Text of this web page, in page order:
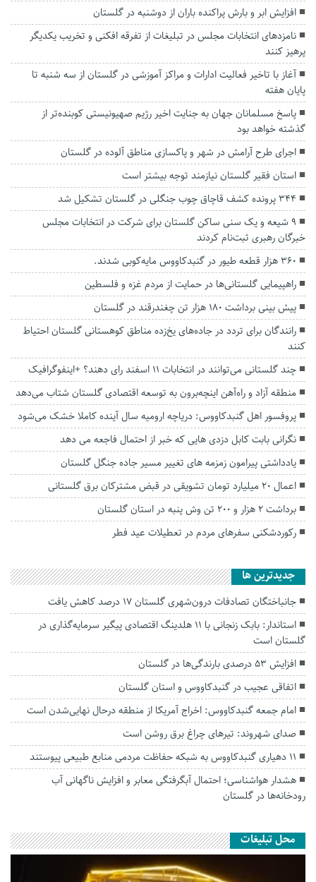
افزایش ابر و بارش پراکنده باران از دوشنبه در گلستان
نامزد‌های انتخابات مجلس در تبلیغات از تفرقه افکنی و تخریب یکدیگر
پرهیز کنند
آغاز با تاخیر فعالیت ادارات و مراکز آموزشی در گلستان از سه شنبه تا
پایان هفته
پاسخ مسلمانان جهان به جنایت اخیر رژیم صهیونیستی کوبنده‌تر از
گذشته خواهد بود
اجرای طرح آرامش در شهر و پاکسازی مناطق آلوده در گلستان
استان فقیر گلستان نیازمند توجه بیشتر است
۳۴۴ پرونده کشف قاچاق چوب جنگلی در گلستان تشکیل شد
۹ شیعه و یک سنی ساکن گلستان برای شرکت در انتخابات مجلس
خبرگان رهبری ثبت‌نام کردند
۳۶۰ هزار قطعه طیور در گنبدکاووس مایه‌کوبی شدند.
راهپیمایی گلستانی‌ها در حمایت از مردم غزه و فلسطین
پیش بینی برداشت ۱۸۰ هزار تن چغندرقند در گلستان
رانندگان برای تردد در جاده‌های یخ‌زده مناطق کوهستانی گلستان احتیاط
کنند
چند گلستانی می‌توانند در انتخابات ۱۱ اسفند رای دهند؟ +اینفوگرافیک
منطقه آزاد و راه‌آهن اینچه‌برون به توسعه اقتصادی گلستان شتاب می‌دهد
پروفسور اهل گنبدکاووس: دریاچه ارومیه سال آینده کاملا خشک می‌شود
نگرانی بابت کابل دزدی هایی که خبر از احتمال فاجعه می دهد
یادداشتی پیرامون زمزمه های‌ تغییر مسیر‌ جاده جنگل گلستان‌
اعمال ۲۰ میلیارد تومان تشویقی در قبض مشترکان برق گلستانی
برداشت ۲ هزار و ۲۰۰ تن وش پنبه در استان گلستان
رکوردشکنی سفرهای مردم در تعطیلات عید فطر
جديدترين ها
جانباختگان تصادفات درون‌شهری گلستان ۱۷ درصد کاهش یافت
استاندار: بابک زنجانی با ۱۱ هلدینگ اقتصادی پیگیر سرمایه‌گذاری در
گلستان است
افزایش ۵۳ درصدی بارندگی‌ها در گلستان
اتفاقی عجیب در‌ گنبدکاووس و استان گلستان
امام جمعه گنبدکاووس: اخراج آمریکا از منطقه درحال نهایی‌شدن است
صدای شهروند: تیرهای چراغ برق روشن است
۱۱ دهیاری گنبدکاووس به شبکه حفاظت مردمی منابع طبیعی پیوستند
هشدار هواشناسی؛ احتمال آبگرفتگی معابر و افزایش ناگهانی آب
رودخانه‌ها در گلستان
محل تبلیغات